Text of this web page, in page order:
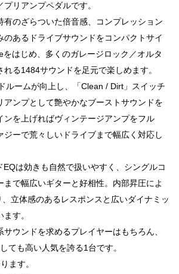
リアンプペダルです。
有のざらついた倍音感、コンプレッション
のあるドライブサウンドをコンパクトサイ
をはじめ、多くのガレージロック／オルタ
る1484サウンドを足元で楽しめます。
ルームが向上し、「Clean / Dirt」スイッチ
アンプとして艶やかなブーストサウンドを
ンを上げればヴィンテージアンプをフル
ジーで荒々しいドライブまで幅広く対応し
は効きも自然で扱いやすく、シングルコ
まで幅広いギターと好相性。内部昇圧によ
立体感のあるレスポンスと広いダイナミッ
す。
ウンドを求めるプレイヤーはもちろん、
ても高い人気を誇る1台です。
ます。